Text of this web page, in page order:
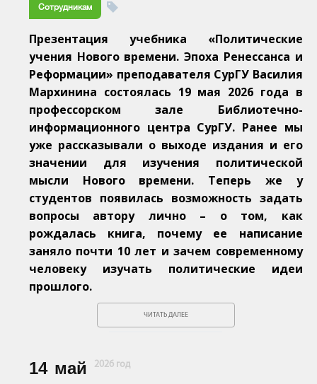
Сотрудникам
Презентация учебника «Политические
учения Нового времени. Эпоха Ренессанса и
Реформации» преподавателя СурГУ Василия
Мархинина состоялась 19 мая 2026 года в
профессорском зале Библиотечно-
информационного центра СурГУ. Ранее мы
уже рассказывали о выходе издания и его
значении для изучения политической
мысли Нового времени. Теперь же у
студентов появилась возможность задать
вопросы автору лично – о том, как
рождалась книга, почему ее написание
заняло почти 10 лет и зачем современному
человеку изучать политические идеи
прошлого.
ЧИТАТЬ ДАЛЕЕ
14 май 2026 год